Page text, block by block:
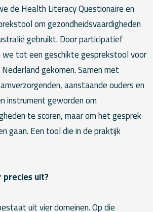
de Health Literacy Questionaire en
om gezondheidsvaardigheden
gebruikt. Door participatief
we tot een geschikte gesprekstool voor
gekomen. Samen met
aanstaande ouders en
instrument geworden om
te scoren, maar om het gesprek
gaan. Een tool die in de praktijk
uit?
uit vier domeinen. Op die